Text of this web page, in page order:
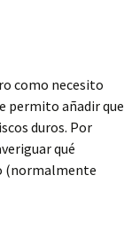
como necesito
permito añadir que
duros. Por
qué
(normalmente